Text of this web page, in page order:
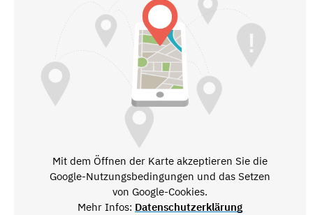
Mit dem Öffnen der Karte akzeptieren Sie die
Google-Nutzungsbedingungen und das Setzen
von Google-Cookies.
Mehr Infos: Datenschutzerklärung